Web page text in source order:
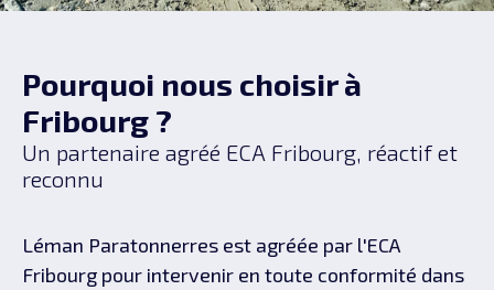
Pourquoi nous choisir à
Fribourg ?
Un partenaire agréé ECA Fribourg, réactif et
reconnu
Léman Paratonnerres est agréée par l'ECA
Fribourg pour intervenir en toute conformité dans